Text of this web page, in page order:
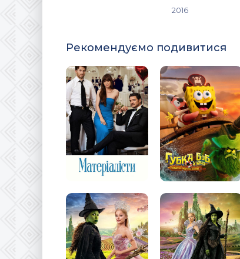
2016
Рекомендуємо подивитися